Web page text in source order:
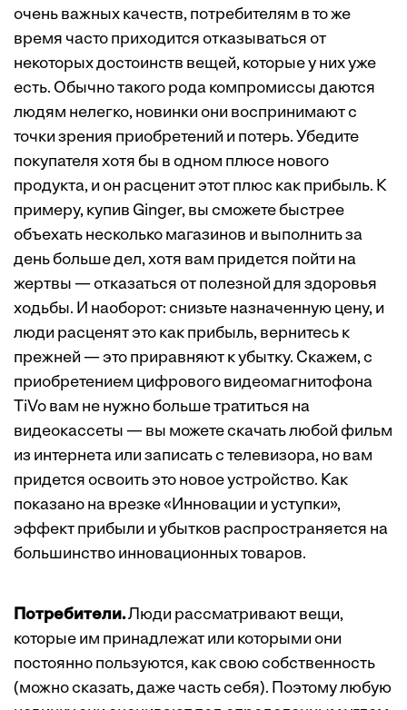
очень важных качеств, потребителям в то же
время часто приходится отказываться от
некоторых достоинств вещей, которые у них уже
есть. Обычно такого рода компромиссы даются
людям нелегко, новинки они воспринимают с
точки зрения приобретений и потерь. Убедите
покупателя хотя бы в одном плюсе нового
продукта, и он расценит этот плюс как прибыль. К
примеру, купив Ginger, вы сможете быстрее
объехать несколько магазинов и выполнить за
день больше дел, хотя вам придется пойти на
жертвы — отказаться от полезной для здоровья
ходьбы. И наоборот: снизьте назначенную цену, и
люди расценят это как прибыль, вернитесь к
прежней — это приравняют к убытку. Скажем, с
приобретением цифрового видеомагнитофона
TiVo вам не нужно больше тратиться на
видеокассеты — вы можете скачать любой фильм
из интернета или записать с телевизора, но вам
придется освоить это новое устройство. Как
показано на врезке «Инновации и уступки»,
эффект прибыли и убытков распространяется на
большинство инновационных товаров.
Потребители.Люди рассматривают вещи,
которые им принадлежат или которыми они
постоянно пользуются, как свою собственность
(можно сказать, даже часть себя). Поэтому любую